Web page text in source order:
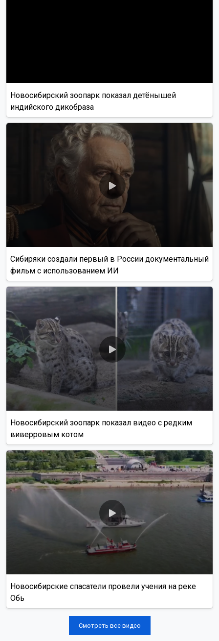
Новосибирский зоопарк показал детёнышей
индийского дикобраза
Сибиряки создали первый в России документальный
фильм с использованием ИИ
Новосибирский зоопарк показал видео с редким
виверровым котом
Новосибирские спасатели провели учения на реке
Обь
Смотреть все видео